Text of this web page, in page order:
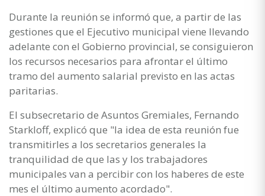
Durante la reunión se informó que, a partir de las
gestiones que el Ejecutivo municipal viene llevando
adelante con el Gobierno provincial, se consiguieron
los recursos necesarios para afrontar el último
tramo del aumento salarial previsto en las actas
paritarias.
El subsecretario de Asuntos Gremiales, Fernando
Starkloff, explicó que "la idea de esta reunión fue
transmitirles a los secretarios generales la
tranquilidad de que las y los trabajadores
municipales van a percibir con los haberes de este
mes el último aumento acordado".